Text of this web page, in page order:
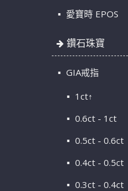
愛寶時 EPOS
鑽石珠寶
GIA戒指
1ct↑
0.6ct - 1ct
0.5ct - 0.6ct
0.4ct - 0.5ct
0.3ct - 0.4ct